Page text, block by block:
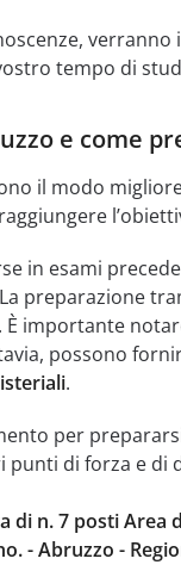
tempo di
e come
il modo
in esami
preparazione
importante
possono
.
per
di forza e di
n. 7 posti
- Abruzzo -